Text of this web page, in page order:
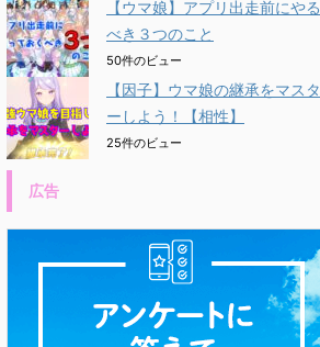
【ウマ娘】アプリ出走前にやる
べき３つのこと
50件のビュー
【因子】ウマ娘の継承をマスタ
ーしよう！【相性】
25件のビュー
広告